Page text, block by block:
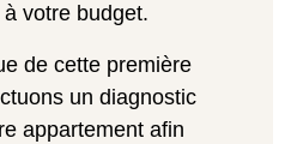
votre budget.
de cette première
un diagnostic
appartement afin